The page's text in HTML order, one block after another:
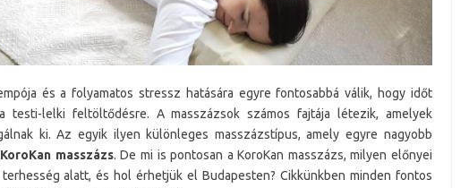
és a folyamatos stressz hatására egyre fontosabbá válik, hogy időt
testi-lelki feltöltődésre. A masszázsok számos fajtája létezik, amelyek
ki. Az egyik ilyen különleges masszázstípus, amely egyre nagyobb
KoroKan masszázs. De mi is pontosan a KoroKan masszázs, milyen előnyei
alatt, és hol érhetjük el Budapesten? Cikkünkben minden fontos